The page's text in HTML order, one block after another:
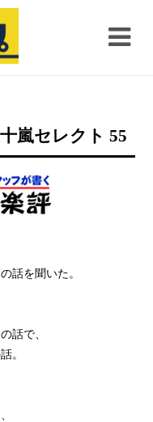
嵐セレクト 55
話を聞いた。
話で、
。